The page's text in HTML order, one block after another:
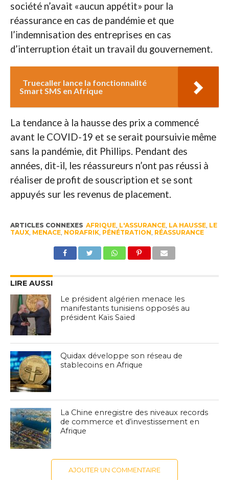
société n’avait «aucun appétit» pour la
réassurance en cas de pandémie et que
l’indemnisation des entreprises en cas
d’interruption était un travail du gouvernement.
Truecaller lance la fonctionnalité
Smart SMS en Afrique
La tendance à la hausse des prix a commencé
avant le COVID-19 et se serait poursuivie même
sans la pandémie, dit Phillips. Pendant des
années, dit-il, les réassureurs n’ont pas réussi à
réaliser de profit de souscription et se sont
appuyés sur les revenus de placement.
ARTICLES CONNEXES AFRIQUE, L'ASSURANCE, LA HAUSSE, LE
TAUX, MENACE, NORAFRIK, PÉNÉTRATION, RÉASSURANCE
LIRE AUSSI
Le président algérien menace les
manifestants tunisiens opposés au
président Kaïs Saïed
Quidax développe son réseau de
stablecoins en Afrique
La Chine enregistre des niveaux records
de commerce et d’investissement en
Afrique
AJOUTER UN COMMENTAIRE